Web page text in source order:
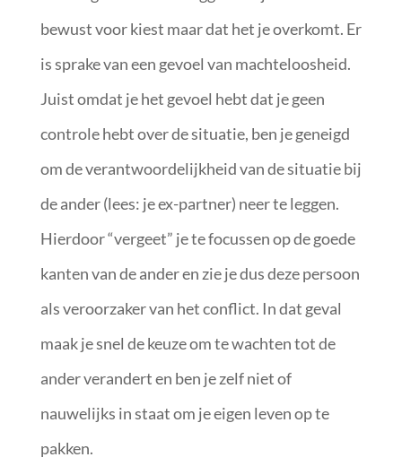
bewust voor kiest maar dat het je overkomt. Er
is sprake van een gevoel van machteloosheid.
Juist omdat je het gevoel hebt dat je geen
controle hebt over de situatie, ben je geneigd
om de verantwoordelijkheid van de situatie bij
de ander (lees: je ex-partner) neer te leggen.
Hierdoor “vergeet” je te focussen op de goede
kanten van de ander en zie je dus deze persoon
als veroorzaker van het conflict. In dat geval
maak je snel de keuze om te wachten tot de
ander verandert en ben je zelf niet of
nauwelijks in staat om je eigen leven op te
pakken.